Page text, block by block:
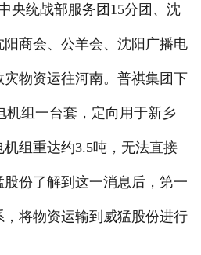
央统战部服务团15分团、沈
商会、公羊会、沈阳广播电
物资运往河南。普祺集团下
机组一台套，定向用于新乡
组重达约3.5吨，无法直接
份了解到这一消息后，第一
将物资运输到威猛股份进行